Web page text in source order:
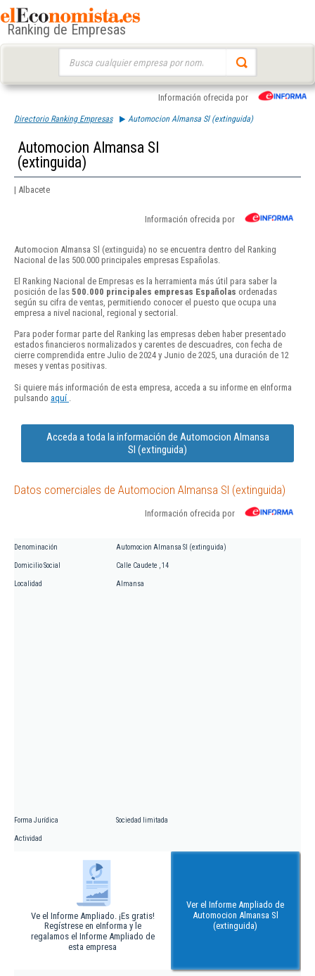
Ranking de Empresas
Información ofrecida por
Directorio Ranking Empresas Automocion Almansa Sl (extinguida)
Automocion Almansa Sl
(extinguida)
| Albacete
Información ofrecida por
Automocion Almansa Sl (extinguida) no se encuentra dentro del Ranking
Nacional de las 500.000 principales empresas Españolas.
El Ranking Nacional de Empresas es la herramienta más útil para saber la
posición de las 500.000 principales empresas Españolas ordenadas
según su cifra de ventas, permitiendo conocer el puesto que ocupa una
empresa a nivel nacional, regional y sectorial.
Para poder formar parte del Ranking las empresas deben haber presentado
estados financieros normalizados y carentes de descuadres, con fecha de
cierre comprendida entre Julio de 2024 y Junio de 2025, una duración de 12
meses y ventas positivas.
Si quiere más información de esta empresa, acceda a su informe en eInforma
pulsando aquí
Acceda a toda la información de Automocion Almansa
Sl (extinguida)
Datos comerciales de Automocion Almansa Sl (extinguida)
Información ofrecida por
Denominación Automocion Almansa Sl (extinguida)
Domicilio Social Calle Caudete , 14
Localidad Almansa
Forma Jurídica Sociedad limitada
Actividad
Ve el Informe Ampliado. ¡Es gratis!
Regístrese en eInforma y le
regalamos el Informe Ampliado de
esta empresa
Ver el Informe Ampliado de
Automocion Almansa Sl
(extinguida)